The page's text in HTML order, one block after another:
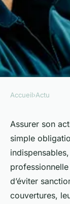
qu'il
Noham• 31 mai
Accueil›Actu
Assurer son
simple
d’éviter
couvertures,